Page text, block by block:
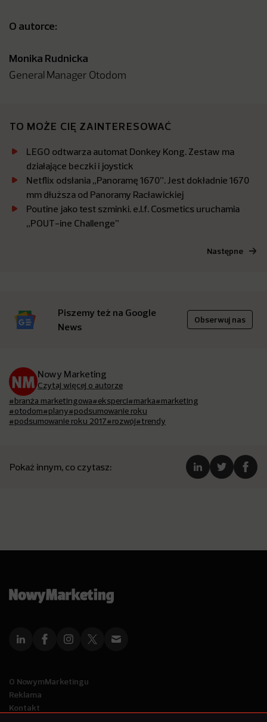
O autorce:
Monika Rudnicka
General Manager Otodom
TO MOŻE CIĘ ZAINTERESOWAĆ
LEGO odtwarza automat Donkey Kong. Zestaw ma
działające beczki i joystick
Netflix odsłania „Panoramę 1670”. Jest dokładnie 1670
mm dłuższa od Panoramy Racławickiej
Poutine jako test szminki. e.l.f. Cosmetics uruchamia
„POUT-ine Challenge”
Następne
Piszemy też na Google
News
Obserwuj nas
Nowy Marketing
Czytaj więcej o autorze
#branża marketingowa#eksperci#marka#marketing
#otodom#plany#podsumowanie roku
#podsumowanie roku 2017#rozwój#trendy
Pokaż innym, co czytasz:
O NowymMarketingu
Reklama
Kontakt